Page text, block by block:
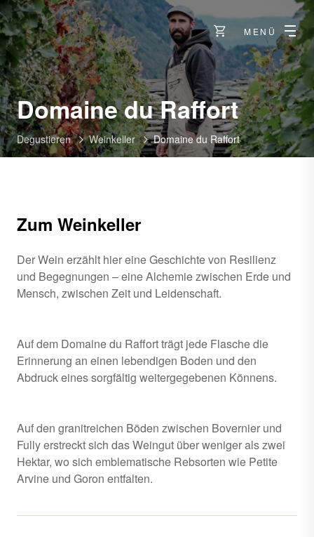
MENÜ
Domaine du Raffort-
Degustieren Weinkeller Domaine du Raffort
Zum Weinkeller
Der Wein erzählt hier eine Geschichte von Resilienz
und Begegnungen – eine Alchemie zwischen Erde und
Mensch, zwischen Zeit und Leidenschaft.
Auf dem Domaine du Raffort trägt jede Flasche die
Erinnerung an einen lebendigen Boden und den
Abdruck eines sorgfältig weitergegebenen Könnens.
Auf den granitreichen Böden zwischen Bovernier und
Fully erstreckt sich das Weingut über weniger als zwei
Hektar, wo sich emblematische Rebsorten wie Petite
Arvine und Goron entfalten.